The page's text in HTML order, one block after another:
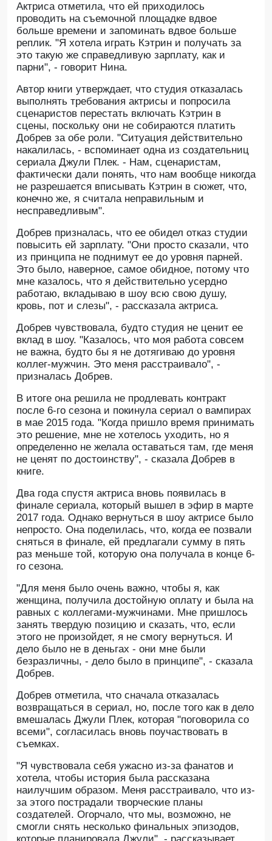
Актриса отметила, что ей приходилось
проводить на съемочной площадке вдвое
больше времени и запоминать вдвое больше
реплик. "Я хотела играть Кэтрин и получать за
это такую же справедливую зарплату, как и
парни", - говорит Нина.
Автор книги утверждает, что студия отказалась
выполнять требования актрисы и попросила
сценаристов перестать включать Кэтрин в
сцены, поскольку они не собираются платить
Добрев за обе роли. "Ситуация действительно
накалилась, - вспоминает одна из создательниц
сериала Джули Плек. - Нам, сценаристам,
фактически дали понять, что нам вообще никогда
не разрешается вписывать Кэтрин в сюжет, что,
конечно же, я считала неправильным и
несправедливым".
Добрев призналась, что ее обидел отказ студии
повысить ей зарплату. "Они просто сказали, что
из принципа не поднимут ее до уровня парней.
Это было, наверное, самое обидное, потому что
мне казалось, что я действительно усердно
работаю, вкладываю в шоу всю свою душу,
кровь, пот и слезы", - рассказала актриса.
Добрев чувствовала, будто студия не ценит ее
вклад в шоу. "Казалось, что моя работа совсем
не важна, будто бы я не дотягиваю до уровня
коллег-мужчин. Это меня расстраивало", -
призналась Добрев.
В итоге она решила не продлевать контракт
после 6-го сезона и покинула сериал о вампирах
в мае 2015 года. "Когда пришло время принимать
это решение, мне не хотелось уходить, но я
определенно не желала оставаться там, где меня
не ценят по достоинству", - сказала Добрев в
книге.
Два года спустя актриса вновь появилась в
финале сериала, который вышел в эфир в марте
2017 года. Однако вернуться в шоу актрисе было
непросто. Она поделилась, что, когда ее позвали
сняться в финале, ей предлагали сумму в пять
раз меньше той, которую она получала в конце 6-
го сезона.
"Для меня было очень важно, чтобы я, как
женщина, получила достойную оплату и была на
равных с коллегами-мужчинами. Мне пришлось
занять твердую позицию и сказать, что, если
этого не произойдет, я не смогу вернуться. И
дело было не в деньгах - они мне были
безразличны, - дело было в принципе", - сказала
Добрев.
Добрев отметила, что сначала отказалась
возвращаться в сериал, но, после того как в дело
вмешалась Джули Плек, которая "поговорила со
всеми", согласилась вновь поучаствовать в
съемках.
"Я чувствовала себя ужасно из-за фанатов и
хотела, чтобы история была рассказана
наилучшим образом. Меня расстраивало, что из-
за этого пострадали творческие планы
создателей. Огорчало, что мы, возможно, не
смогли снять несколько финальных эпизодов,